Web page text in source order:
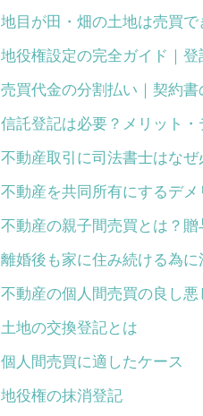
地目が田・畑の土地は売買
地役権設定の完全ガイド｜
売買代金の分割払い｜契約
信託登記は必要？メリット
不動産取引に司法書士はな
不動産を共同所有にするデメ
不動産の親子間売買とは？贈
離婚後も家に住み続ける為
不動産の個人間売買の良し悪
土地の交換登記とは
個人間売買に適したケース
地役権の抹消登記